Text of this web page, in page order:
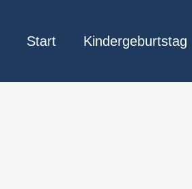
Start Kindergeburtstag